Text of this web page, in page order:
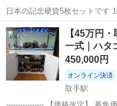
日本の記念硬貨5枚セットです 1000円硬貨他のサイトで1万円ほどで売
れてます 【セット内容】 ・札幌オリンピック記念 1000円硬貨（昭和
47年） ・札幌オリンピック記
大...
茨城 取手市 取手駅
【45万円
一式｜ハタ
450,000円
オンライン決済
取手駅